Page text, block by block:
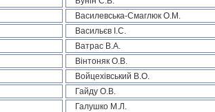
Василевська-Смаглюк О.М.
Васильєв І.С.
Ватрас В.А.
Вінтоняк О.В.
Войцехівський В.О.
Гайду О.В.
Галушко М.Л.